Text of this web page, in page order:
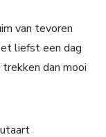
van tevoren
liefst een dag
dan mooi